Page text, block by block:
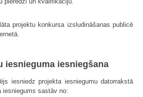
projektu konkursa izsludināšanas publicē
iesnieguma iesniegšana
iesniedz projekta iesniegumu datorrakstā
iesniegums sastāv no: